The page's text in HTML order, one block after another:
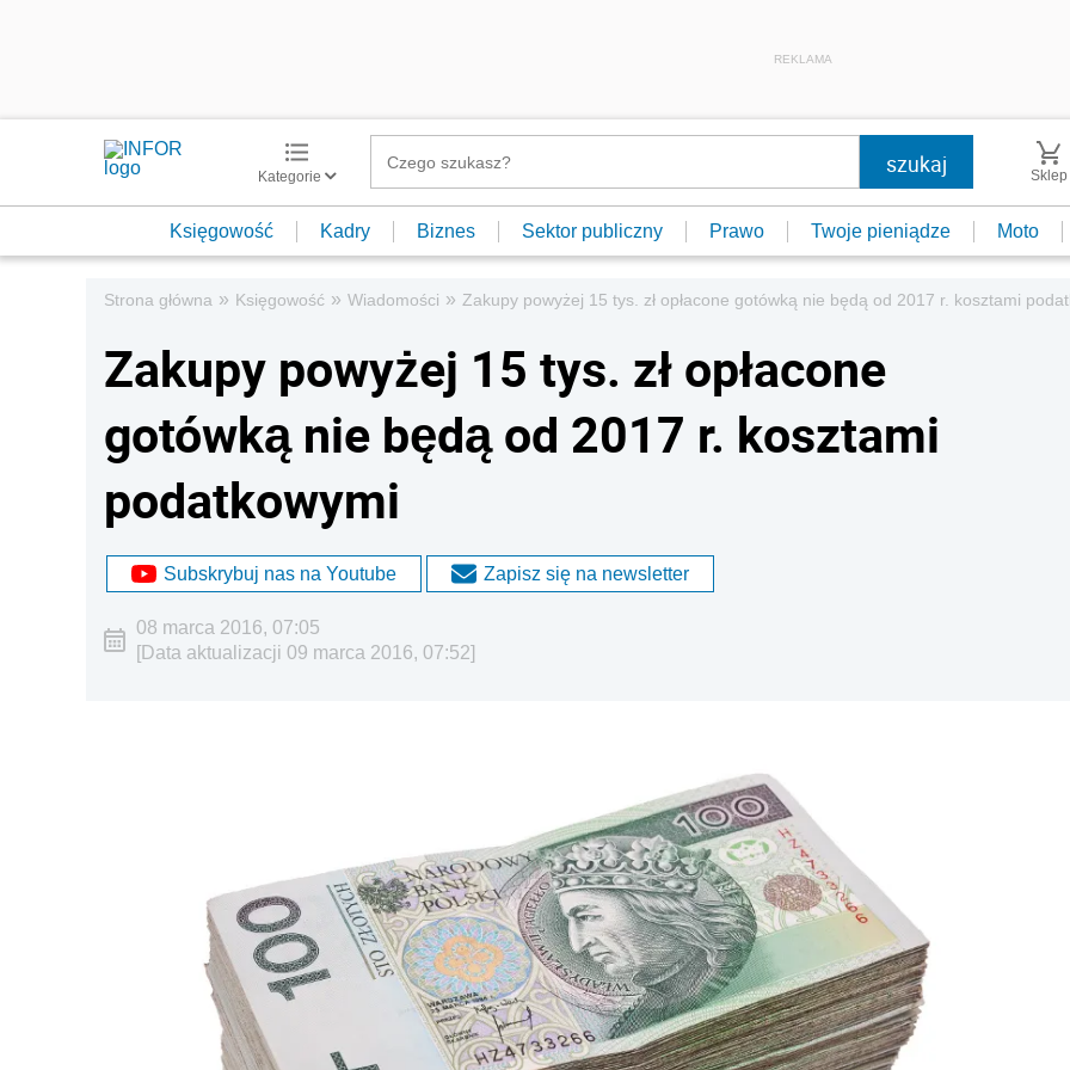
REKLAMA
Kategorie Sklep
Księgowość Kadry Biznes Sektor publiczny Prawo Twoje pieniądze Moto
Strona główna » Księgowość » Wiadomości » Zakupy powyżej 15 tys. zł opłacone gotówką nie będą od 2017 r. kosztami
Zakupy powyżej 15 tys. zł opłacone
gotówką nie będą od 2017 r. kosztami
podatkowymi
Subskrybuj nas na Youtube Zapisz się na newsletter
08 marca 2016, 07:05
[Data aktualizacji 09 marca 2016, 07:52]